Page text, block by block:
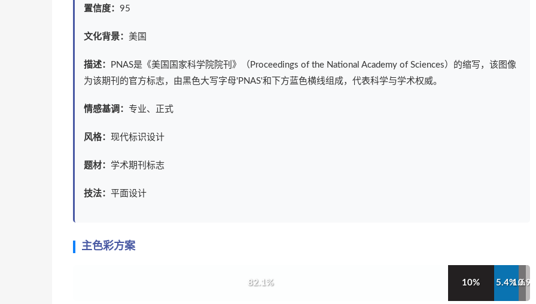
置信度： 95
文化背景： 美国
描述：
PNAS是《美国国家科学院院刊》（Proceedings of the National Academy of Sciences）的缩写，该图像
为该期刊的官方标志，由黑色大写字母'PNAS'和下方蓝色横线组成，代表科学与学术权威。
情感基调： 专业、正式
风格： 现代标识设计
题材： 学术期刊标志
技法： 平面设计
主色彩方案
82.1% 10% 5.4%1.6%